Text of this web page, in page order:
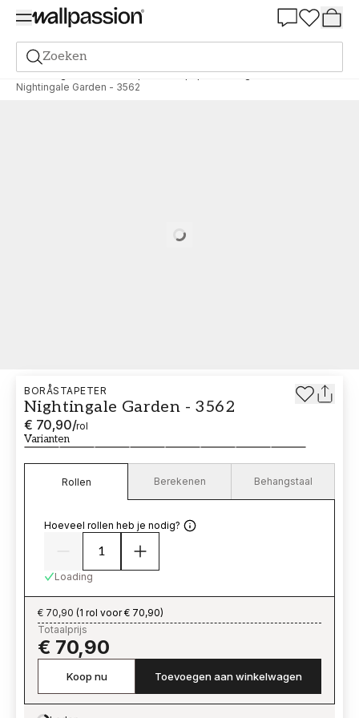
Zoeken
Behang Merk Boråstapeter Wallpaper Cottage Garden
Nightingale Garden - 3562
Loading…
BORÅSTAPETER
Nightingale Garden - 3562
€ 70,90/rol
Varianten
Rollen Berekenen Behangstaal
Hoeveel rollen heb je nodig?
Loading
€ 70,90 (1 rol voor € 70,90)
Totaalprijs
€ 70,90
Koop nu Toevoegen aan winkelwagen